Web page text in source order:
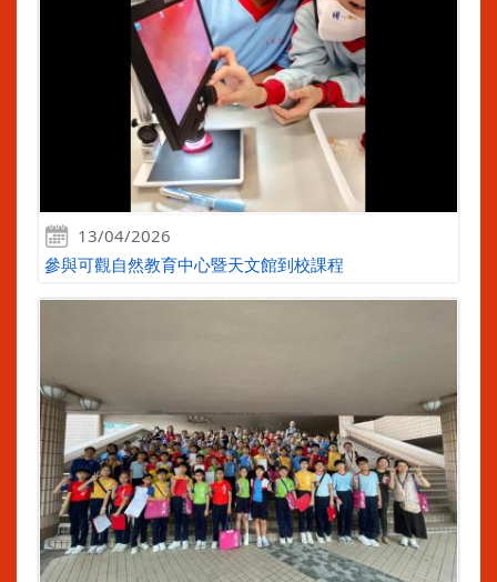
13/04/2026
參與可觀自然教育中心暨天文館到校課程